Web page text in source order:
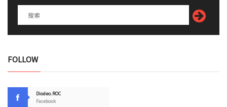
FOLLOW
Diodeo.ROC
Facebook